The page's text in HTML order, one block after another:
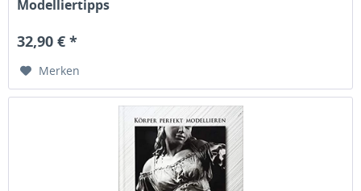
Modelliertipps
32,90 € *
Merken